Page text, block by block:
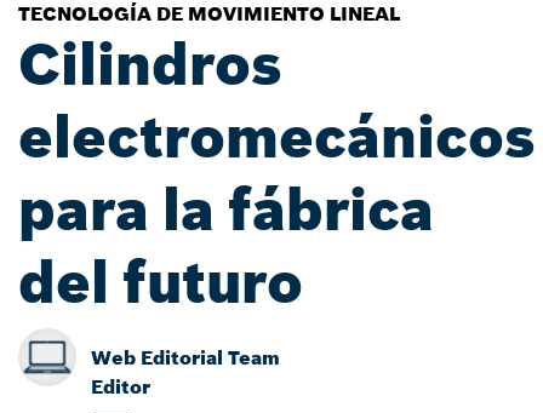
TECNOLOGÍA DE MOVIMIENTO LINEAL
Cilindros
electromecánicos
para la fábrica
del futuro
Web Editorial Team
Editor